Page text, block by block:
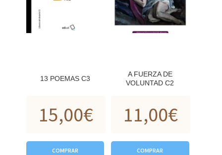
13 POEMAS C3
15,00€
COMPRAR
A FUERZA DE
VOLUNTAD C2
11,00€
COMPRAR